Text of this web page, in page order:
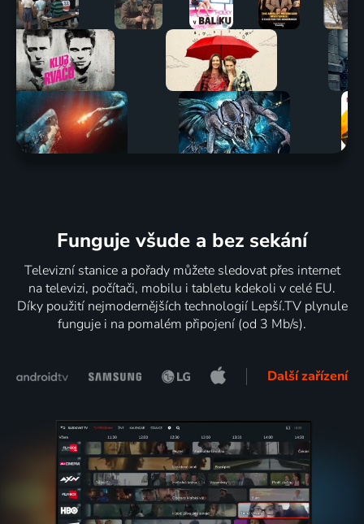
Funguje všude a bez sekání
Televizní stanice a pořady můžete sledovat přes internet
na televizi, počítači, mobilu i tabletu kdekoli v celé EU.
Díky použití nejmodernějších technologií Lepší.TV plynule
funguje i na pomalém připojení (od 3 Mb/s).
Další zařízení